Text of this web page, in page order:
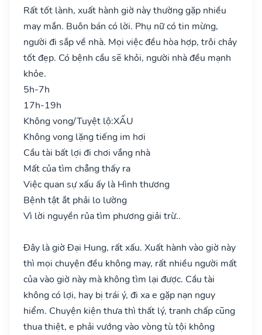
Rất tốt lành, xuất hành giờ này thường gặp nhiều
may mắn. Buôn bán có lời. Phụ nữ có tin mừng,
người đi sắp về nhà. Mọi việc đều hòa hợp, trôi chảy
tốt đẹp. Có bệnh cầu sẽ khỏi, người nhà đều mạnh
khỏe.
5h-7h
17h-19h
Không vong/Tuyệt lộ:XẤU
Không vong lặng tiếng im hơi
Cầu tài bất lợi đi chơi vắng nhà
Mất của tìm chẳng thấy ra
Việc quan sự xấu ấy là Hình thương
Bệnh tật ắt phải lo lường
Vì lời nguyền rủa tìm phương giải trừ..
Đây là giờ Đại Hung, rất xấu. Xuất hành vào giờ này
thì mọi chuyện đều không may, rất nhiều người mất
của vào giờ này mà không tìm lại được. Cầu tài
không có lợi, hay bị trái ý, đi xa e gặp nạn nguy
hiểm. Chuyện kiện thưa thì thất lý, tranh chấp cũng
thua thiệt, e phải vướng vào vòng tù tội không